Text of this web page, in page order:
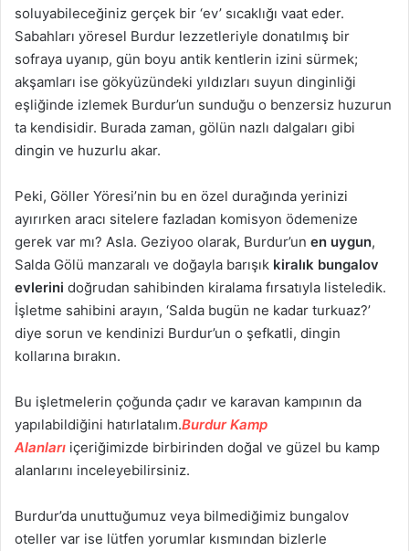
soluyabileceğiniz gerçek bir ‘ev’ sıcaklığı vaat eder.
Sabahları yöresel Burdur lezzetleriyle donatılmış bir
sofraya uyanıp, gün boyu antik kentlerin izini sürmek;
akşamları ise gökyüzündeki yıldızları suyun dinginliği
eşliğinde izlemek Burdur’un sunduğu o benzersiz huzurun
ta kendisidir. Burada zaman, gölün nazlı dalgaları gibi
dingin ve huzurlu akar.
Peki, Göller Yöresi’nin bu en özel durağında yerinizi
ayırırken aracı sitelere fazladan komisyon ödemenize
gerek var mı? Asla. Geziyoo olarak, Burdur’un en uygun,
Salda Gölü manzaralı ve doğayla barışık kiralık bungalov
evlerini doğrudan sahibinden kiralama fırsatıyla listeledik.
İşletme sahibini arayın, ‘Salda bugün ne kadar turkuaz?’
diye sorun ve kendinizi Burdur’un o şefkatli, dingin
kollarına bırakın.
Bu işletmelerin çoğunda çadır ve karavan kampının da
yapılabildiğini hatırlatalım.Burdur Kamp
Alanları içeriğimizde birbirinden doğal ve güzel bu kamp
alanlarını inceleyebilirsiniz.
Burdur’da unuttuğumuz veya bilmediğimiz bungalov
oteller var ise lütfen yorumlar kısmından bizlerle